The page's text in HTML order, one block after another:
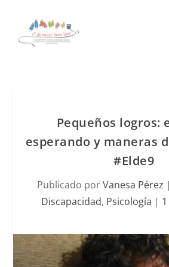
Pequeños logros:
esperando y maneras
#Elde9
Publicado porVanesa Pérez |
Discapacidad, Psicología | 1